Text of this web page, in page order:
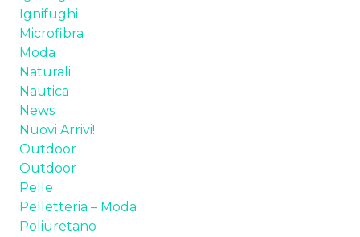
Ignifughi
Microfibra
Moda
Naturali
Nautica
News
Nuovi Arrivi!
Outdoor
Outdoor
Pelle
Pelletteria – Moda
Poliuretano